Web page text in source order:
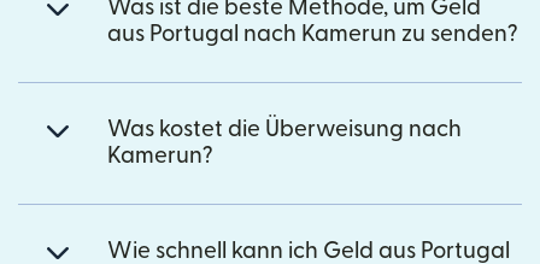
Was ist die beste Methode, um Geld
aus Portugal nach Kamerun zu senden?
Was kostet die Überweisung nach
Kamerun?
Wie schnell kann ich Geld aus Portugal